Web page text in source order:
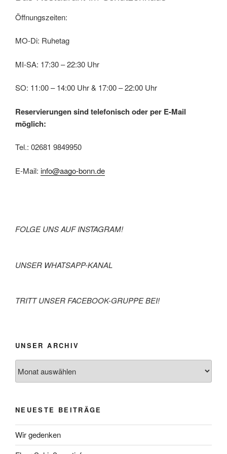
Öffnungszeiten:
MO-Di: Ruhetag
MI-SA: 17:30 – 22:30 Uhr
SO: 11:00 – 14:00 Uhr & 17:00 – 22:00 Uhr
Reservierungen sind telefonisch oder per E-Mail
möglich:
Tel.: 02681 9849950
E-Mail: info@aago-bonn.de
FOLGE UNS AUF INSTAGRAM!
UNSER WHATSAPP-KANAL
TRITT UNSER FACEBOOK-GRUPPE BEI!
UNSER ARCHIV
NEUESTE BEITRÄGE
Wir gedenken